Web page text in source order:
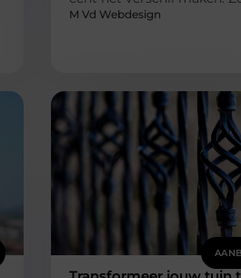
M Vd Webdesign